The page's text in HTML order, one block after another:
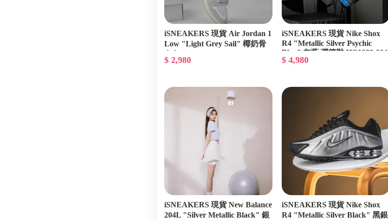
iSNEAKERS 現貨 Air Jordan 1
Low "Light Grey Sail" 椰奶骨
$ 2,980
iSNEAKERS 現貨 Nike Shox
R4 "Metallic Silver Psychic
Blue" 灰藍 彈簧鞋 HQ1988-004
$ 4,980
iSNEAKERS 現貨 New Balance
204L "Silver Metallic Black" 銀
iSNEAKERS 現貨 Nike Shox
R4 "Metallic Silver Black" 黑銀